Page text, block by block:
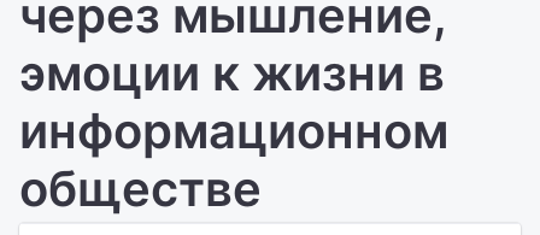
через мышление,
эмоции к жизни в
информационном
обществе